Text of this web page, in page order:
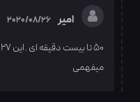
امیر 2020/08/26
میفهمی